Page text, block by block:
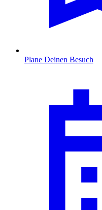
Plane Deinen Besuch